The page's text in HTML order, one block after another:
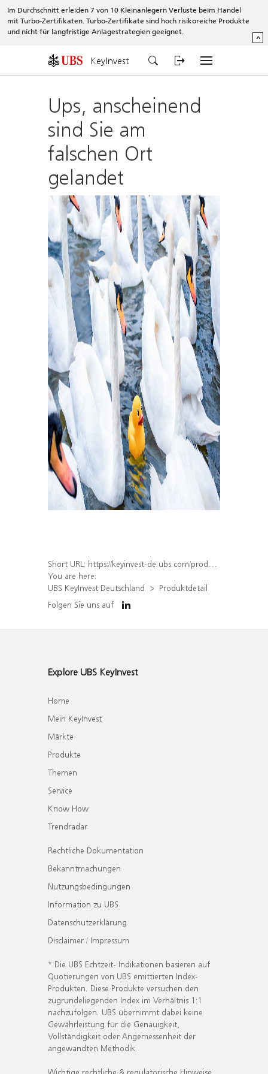
Im Durchschnitt erleiden 7 von 10 Kleinanlegern Verluste beim Handel
mit Turbo-Zertifikaten. Turbo-Zertifikate sind hoch risikoreiche Produkte
und nicht für langfristige Anlagestrategien geeignet.
^
KeyInvest
Ups, anscheinend
sind Sie am
falschen Ort
gelandet
Short URL: https://keyinvest-de.ubs.com/produkt/detail/index/isin/DE000WA7G5J5
You are here:
UBS KeyInvest Deutschland
Produktdetail
Folgen Sie uns auf
Explore UBS KeyInvest
Home
Mein KeyInvest
Märkte
Produkte
Themen
Service
Know How
Trendradar
Rechtliche Dokumentation
Bekanntmachungen
Nutzungsbedingungen
Information zu UBS
Datenschutzerklärung
Disclaimer / Impressum
* Die UBS Echtzeit- Indikationen basieren auf
Quotierungen von UBS emittierten Index-
Produkten. Diese Produkte versuchen den
zugrundeliegenden Index im Verhältnis 1:1
nachzufolgen. UBS übernimmt dabei keine
Gewährleistung für die Genauigkeit,
Vollständigkeit oder Angemessenheit der
angewandten Methodik.